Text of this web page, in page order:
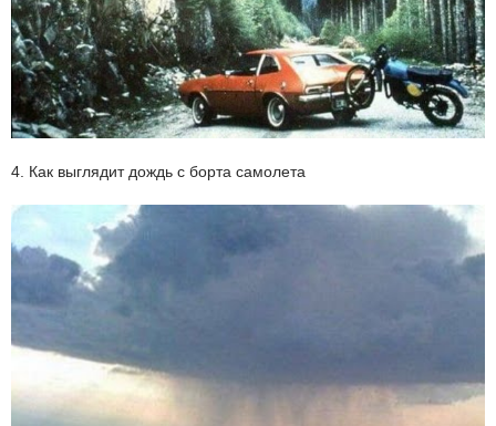
4. Как выглядит дождь с борта самолета